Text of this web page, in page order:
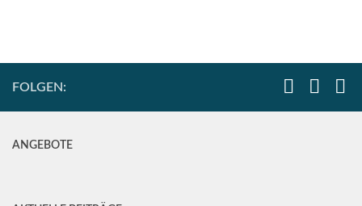
FOLGEN:
ANGEBOTE